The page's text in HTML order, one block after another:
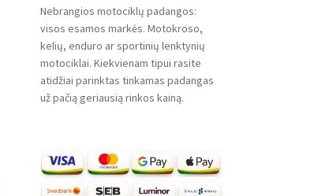
Nebrangios motociklų padangos:
visos esamos markės. Motokroso,
kelių, enduro ar sportinių lenktynių
motociklai. Kiekvienam tipui rasite
atidžiai parinktas tinkamas padangas
už pačią geriausią rinkos kainą.